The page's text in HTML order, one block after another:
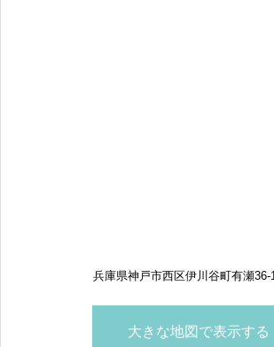
兵庫県神戸市西区伊川谷町有瀬36-
大きな地図で表示する